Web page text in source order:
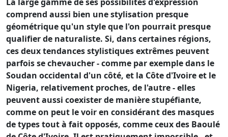
comprend aussi bien une stylisation presque
géométrique qu'un style que l'on pourrait presque
qualifier de naturaliste. Si, dans certaines régions,
ces deux tendances stylistiques extrêmes peuvent
parfois se chevaucher - comme par exemple dans le
Soudan occidental d'un côté, et la Côte d'Ivoire et le
Nigeria, relativement proches, de l'autre - elles
peuvent aussi coexister de manière stupéfiante,
comme on peut le voir en considérant des masques
de types tout à fait opposés, comme ceux des Baoulé